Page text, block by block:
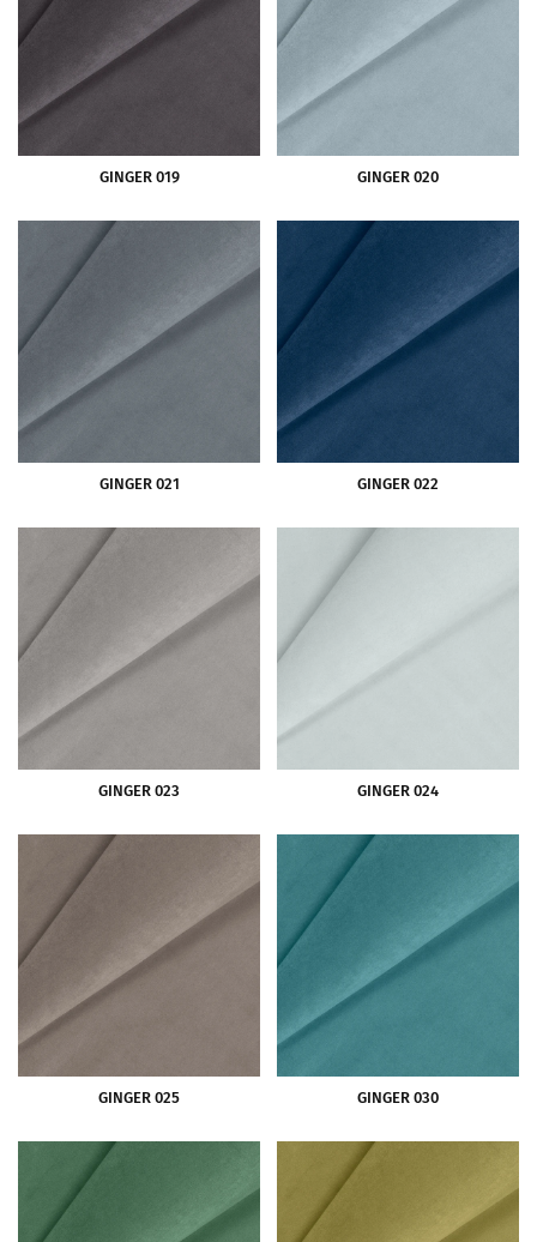
GINGER 019 GINGER 020
GINGER 021 GINGER 022
GINGER 023 GINGER 024
GINGER 025 GINGER 030